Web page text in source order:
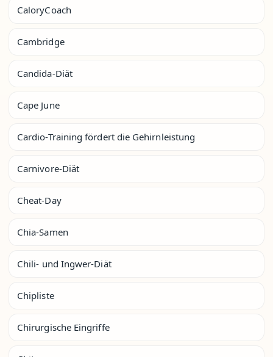
CaloryCoach
Cambridge
Candida-Diät
Cape June
Cardio-Training fördert die Gehirnleistung
Carnivore-Diät
Cheat-Day
Chia-Samen
Chili- und Ingwer-Diät
Chipliste
Chirurgische Eingriffe